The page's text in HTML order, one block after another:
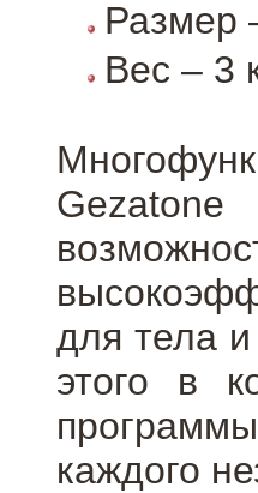
Размер
Вес – 3
для тела
этого в
каждого